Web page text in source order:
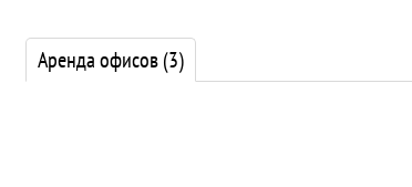
Аренда офисов(3)